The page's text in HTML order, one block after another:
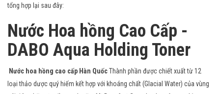
tổng hợp lại sau đây:
Nước Hoa hồng Cao Cấp -
DABO Aqua Holding Toner
Nước hoa hồng cao cấp Hàn QuốcThành phần được chiết xuất từ 12
loại thảo dược quý hiếm kết hợp với khoáng chất (Glacial Water) của vùng